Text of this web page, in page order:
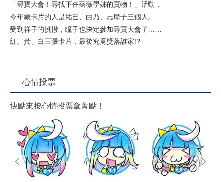
「尋寶大會！尋找下任薔薇學姊的寶物！」活動，
今年藏卡片的人是祐巳、由乃、志摩子三個人。
受到祥子的挑撥，瞳子也決定參加尋寶大會了……
紅、黃、白三張卡片，最後究竟獎落誰家!?
心情投票
快點來按心情投票拿菁點！
prev next